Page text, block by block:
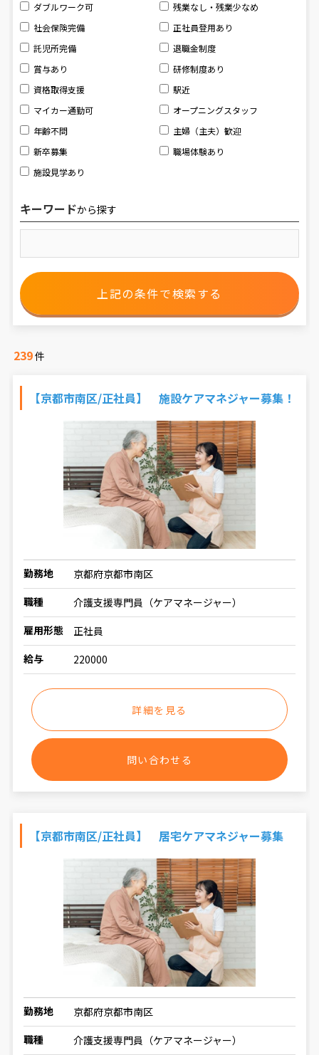
ダブルワーク可
残業なし・残業少なめ
社会保険完備
正社員登用あり
託児所完備
退職金制度
賞与あり
研修制度あり
資格取得支援
駅近
マイカー通勤可
オープニングスタッフ
年齢不問
主婦（主夫）歓迎
新卒募集
職場体験あり
施設見学あり
キーワードから探す
239件
【京都市南区/正社員】 施設ケアマネジャー募集！
勤務地
京都府京都市南区
職種
介護支援専門員（ケアマネージャー）
雇用形態
正社員
給与
220000
詳細を見る
問い合わせる
【京都市南区/正社員】 居宅ケアマネジャー募集
勤務地
京都府京都市南区
職種
介護支援専門員（ケアマネージャー）